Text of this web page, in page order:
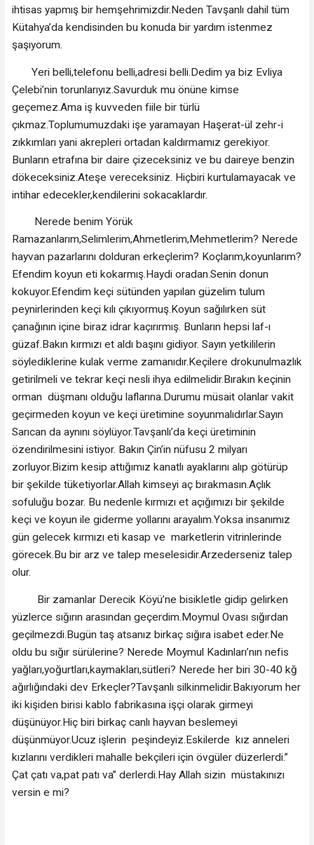
ihtisas yapmış bir hemşehrimizdir.Neden Tavşanlı dahil tüm
Kütahya’da kendisinden bu konuda bir yardım istenmez
şaşıyorum.
Yeri belli,telefonu belli,adresi belli.Dedim ya biz Evliya
Çelebi’nin torunlarıyız.Savurduk mu önüne kimse
geçemez.Ama iş kuvveden fiile bir türlü
çıkmaz.Toplumumuzdaki işe yaramayan Haşerat-ül zehr-i
zıkkımları yani akrepleri ortadan kaldırmamız gerekiyor.
Bunların etrafına bir daire çizeceksiniz ve bu daireye benzin
dökeceksiniz.Ateşe vereceksiniz. Hiçbiri kurtulamayacak ve
intihar edecekler,kendilerini sokacaklardır.
Nerede benim Yörük
Ramazanlarım,Selimlerim,Ahmetlerim,Mehmetlerim? Nerede
hayvan pazarlarını dolduran erkeçlerim? Koçlarım,koyunlarım?
Efendim koyun eti kokarmış.Haydi oradan.Senin donun
kokuyor.Efendim keçi sütünden yapılan güzelim tulum
peynirlerinden keçi kılı çıkıyormuş.Koyun sağılırken süt
çanağının içine biraz idrar kaçırırmış. Bunların hepsi laf-ı
güzaf.Bakın kırmızı et aldı başını gidiyor. Sayın yetkililerin
söylediklerine kulak verme zamanıdır.Keçilere drokunulmazlık
getirilmeli ve tekrar keçi nesli ihya edilmelidir.Bırakın keçinin
orman düşmanı olduğu laflarına.Durumu müsait olanlar vakit
geçirmeden koyun ve keçi üretimine soyunmalıdırlar.Sayın
Sarıcan da aynını söylüyor.Tavşanlı’da keçi üretiminin
özendirilmesini istiyor. Bakın Çin’in nüfusu 2 milyarı
zorluyor.Bizim kesip attığımız kanatlı ayaklarını alıp götürüp
bir şekilde tüketiyorlar.Allah kimseyi aç bırakmasın.Açlık
sofuluğu bozar. Bu nedenle kırmızı et açığımızı bir şekilde
keçi ve koyun ile giderme yollarını arayalım.Yoksa insanımız
gün gelecek kırmızı eti kasap ve marketlerin vitrinlerinde
görecek.Bu bir arz ve talep meselesidir.Arzederseniz talep
olur.
Bir zamanlar Derecik Köyü’ne bisikletle gidip gelirken
yüzlerce sığırın arasından geçerdim.Moymul Ovası sığırdan
geçilmezdi.Bugün taş atsanız birkaç sığıra isabet eder.Ne
oldu bu sığır sürülerine? Nerede Moymul Kadınları’nın nefis
yağları,yoğurtları,kaymakları,sütleri? Nerede her biri 30-40 kğ
ağırlığındaki dev Erkeçler?Tavşanlı silkinmelidir.Bakıyorum her
iki kişiden birisi kablo fabrikasına işçi olarak girmeyi
düşünüyor.Hiç biri birkaç canlı hayvan beslemeyi
düşünmüyor.Ucuz işlerin peşindeyiz.Eskilerde kız anneleri
kızlarını verdikleri mahalle bekçileri için övgüler düzerlerdi.”
Çat çatı va,pat patı va” derlerdi.Hay Allah sizin müstakınızı
versin e mi?